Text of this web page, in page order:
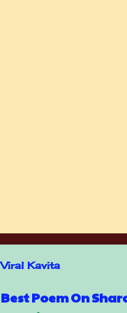
Viral Kavita
Best Poem On Sharab